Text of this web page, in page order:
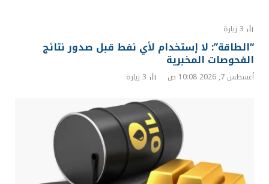
3 زيارة
“الطاقة”: لا إستخدام لأي نفط قبل صدور نتائج
الفحوصات المخبرية
أغسطس 7, 2026 10:08 ص 3 زيارة